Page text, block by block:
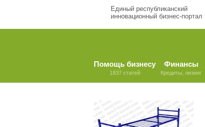
Единый республиканский
инновационный бизнес-портал
Помощь бизнесу
1837 статей
Финансы
Кредиты, лизинг